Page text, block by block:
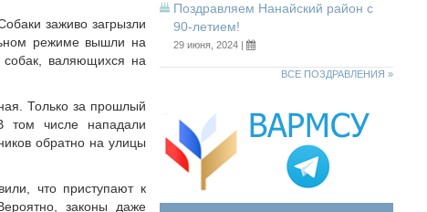
заживо загрызли
режиме вышли на
валяющихся на
Только за прошлый
том числе нападали
обратно на улицы
что приступают к
законы даже
Поздравляем Нанайский район с
90-летием!
29 июня, 2024 |
ВСЕ ПОЗДРАВЛЕНИЯ »